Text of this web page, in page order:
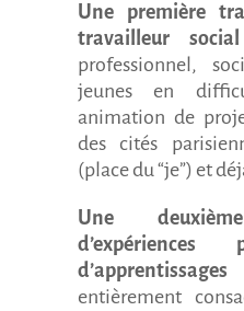
Une première
travailleur social
professionnel,
jeunes en
animation de
des cités
(place du “je”) et
Une
d’expériences
entièrement